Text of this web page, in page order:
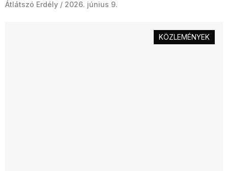
Átlátszó Erdély 2026. június 9.
KÖZLEMÉNYEK